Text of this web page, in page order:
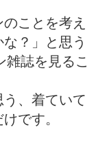
ことを考え
？」と思う
誌を見るこ
、着ていて
です。